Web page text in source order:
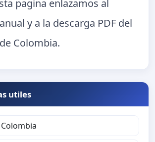
pagina enlazamos al
y a la descarga PDF del
Colombia.
utiles